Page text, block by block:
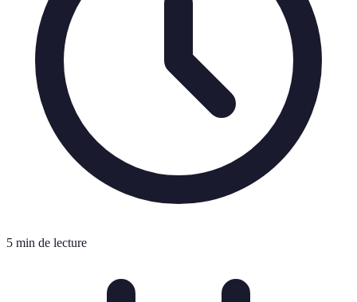
5 min de lecture